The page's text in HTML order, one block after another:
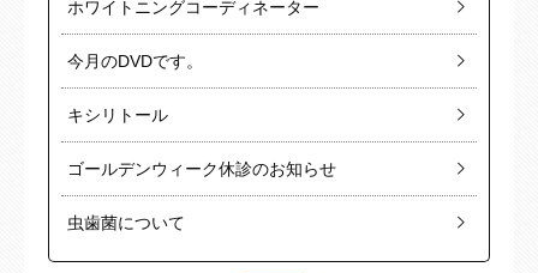
ホワイトニングコーディネーター
今月のDVDです。
キシリトール
ゴールデンウィーク休診のお知らせ
虫歯菌について